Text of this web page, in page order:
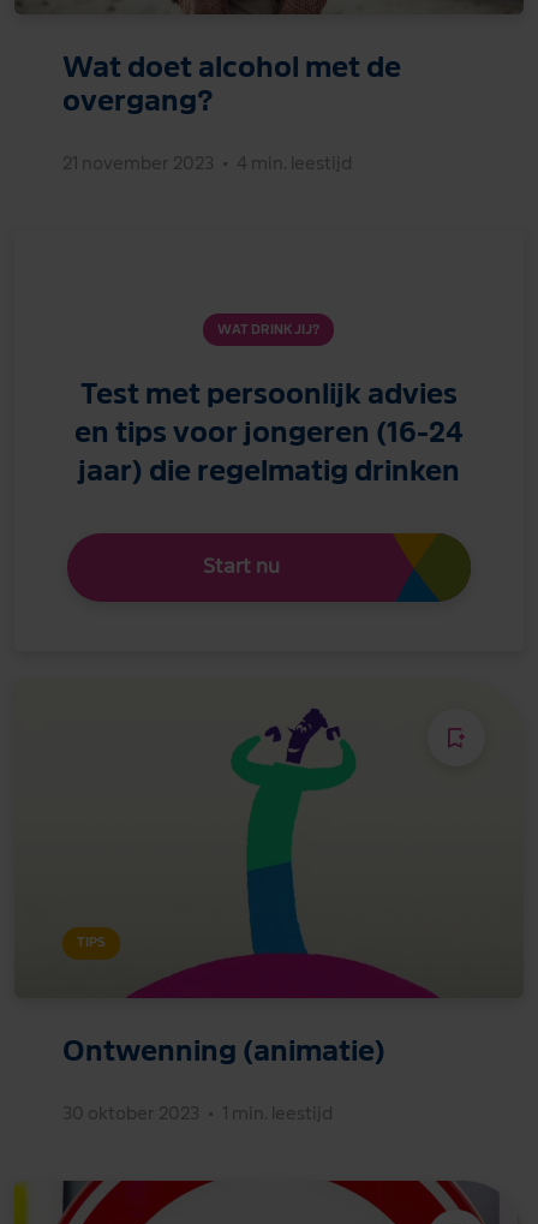
Wat doet alcohol met de
overgang?
21 november 2023 • 4 min. leestijd
WAT DRINK JIJ?
Test met persoonlijk advies
en tips voor jongeren (16-24
jaar) die regelmatig drinken
Start nu
TIPS
Ontwenning (animatie)
30 oktober 2023 • 1 min. leestijd